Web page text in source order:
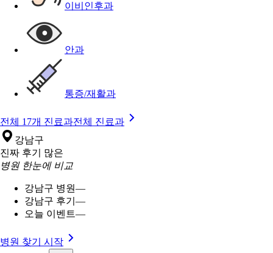
이비인후과
안과
통증/재활과
전체 17개 진료과전체 진료과
강남구
진짜 후기 많은
병원 한눈에 비교
강남구 병원—
강남구 후기 —
오늘 이벤트—
병원 찾기 시작